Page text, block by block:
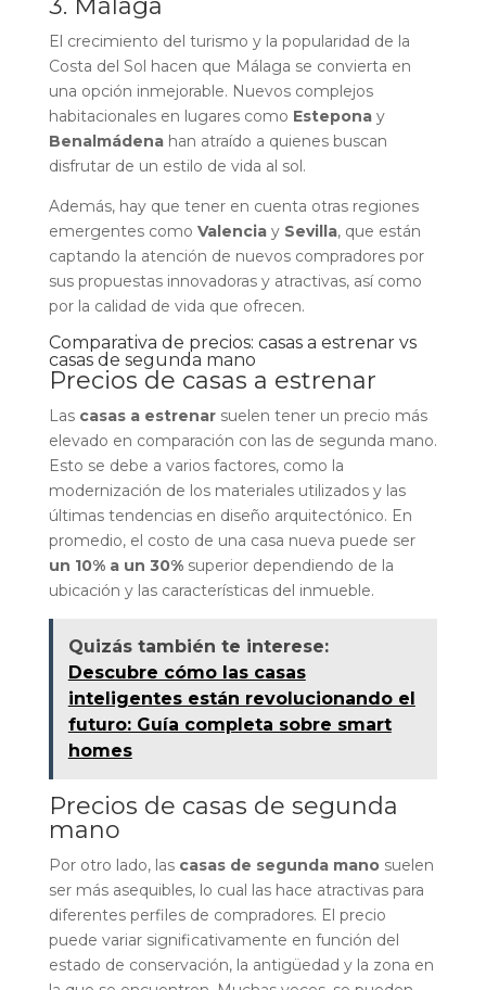
3. Málaga
El crecimiento del turismo y la popularidad de la
Costa del Sol hacen que Málaga se convierta en
una opción inmejorable. Nuevos complejos
habitacionales en lugares como Esteponay
Benalmádenahan atraído a quienes buscan
disfrutar de un estilo de vida al sol.
Además, hay que tener en cuenta otras regiones
emergentes como Valenciay Sevilla, que están
captando la atención de nuevos compradores por
sus propuestas innovadoras y atractivas, así como
por la calidad de vida que ofrecen.
Comparativa de precios: casas a estrenar vs
casas de segunda mano
Precios de casas a estrenar
Las casas a estrenarsuelen tener un precio más
elevado en comparación con las de segunda mano.
Esto se debe a varios factores, como la
modernización de los materiales utilizados y las
últimas tendencias en diseño arquitectónico. En
promedio, el costo de una casa nueva puede ser
un 10% a un 30%superior dependiendo de la
ubicación y las características del inmueble.
Quizás también te interese:
Descubre cómo las casas
inteligentes están revolucionando el
futuro: Guía completa sobre smart
homes
Precios de casas de segunda
mano
Por otro lado, las casas de segunda manosuelen
ser más asequibles, lo cual las hace atractivas para
diferentes perfiles de compradores. El precio
puede variar significativamente en función del
estado de conservación, la antigüedad y la zona en